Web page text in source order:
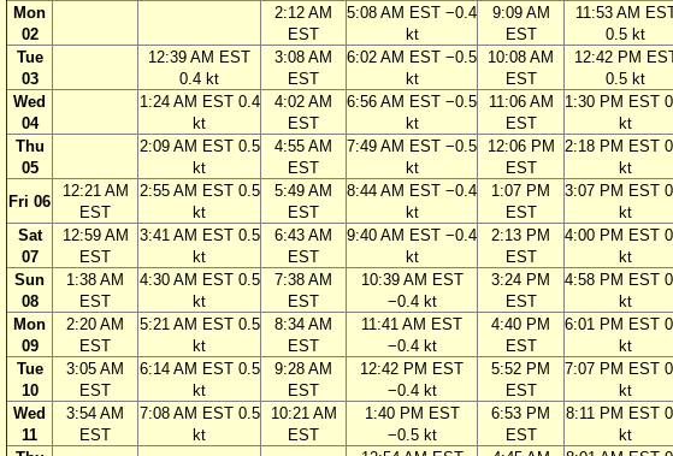
Mon
02
2:12 AM
EST
5:08 AM EST −0.4
kt
9:09 AM
EST
11:53 AM
0.5 kt
Tue
03
12:39 AM EST
0.4 kt
3:08 AM
EST
6:02 AM EST −0.5
kt
10:08 AM
EST
12:42 PM
0.5 kt
Wed
04
1:24 AM EST 0.4
kt
4:02 AM
EST
6:56 AM EST −0.5
kt
11:06 AM
EST
1:30 PM EST
kt
Thu
05
2:09 AM EST 0.5
kt
4:55 AM
EST
7:49 AM EST −0.5
kt
12:06 PM
EST
2:18 PM EST
kt
Fri 06
12:21 AM
EST
2:55 AM EST 0.5
kt
5:49 AM
EST
8:44 AM EST −0.4
kt
1:07 PM
EST
3:07 PM EST
kt
Sat
07
12:59 AM
EST
3:41 AM EST 0.5
kt
6:43 AM
EST
9:40 AM EST −0.4
kt
2:13 PM
EST
4:00 PM EST
kt
Sun
08
1:38 AM
EST
4:30 AM EST 0.5
kt
7:38 AM
EST
10:39 AM EST
−0.4 kt
3:24 PM
EST
4:58 PM EST
kt
Mon
09
2:20 AM
EST
5:21 AM EST 0.5
kt
8:34 AM
EST
11:41 AM EST
−0.4 kt
4:40 PM
EST
6:01 PM EST
kt
Tue
10
3:05 AM
EST
6:14 AM EST 0.5
kt
9:28 AM
EST
12:42 PM EST
−0.4 kt
5:52 PM
EST
7:07 PM EST
kt
Wed
11
3:54 AM
EST
7:08 AM EST 0.5
kt
10:21 AM
EST
1:40 PM EST
−0.5 kt
6:53 PM
EST
8:11 PM EST
kt